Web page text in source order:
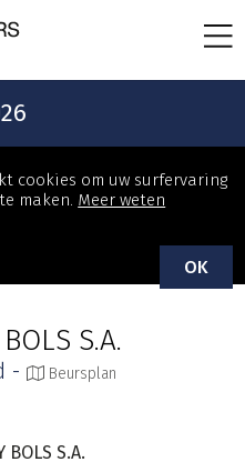
cookies om uw surfervaring
maken. Meer weten
OK
S.A.
- Beursplan